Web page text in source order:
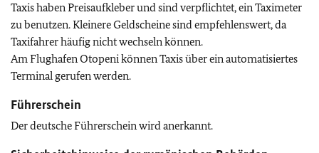
Taxis haben Preisaufkleber und sind verpflichtet, ein Taximeter
zu benutzen. Kleinere Geldscheine sind empfehlenswert, da
Taxifahrer häufig nicht wechseln können.
Am Flughafen Otopeni können Taxis über ein automatisiertes
Terminal gerufen werden.
Führerschein
Der deutsche Führerschein wird anerkannt.